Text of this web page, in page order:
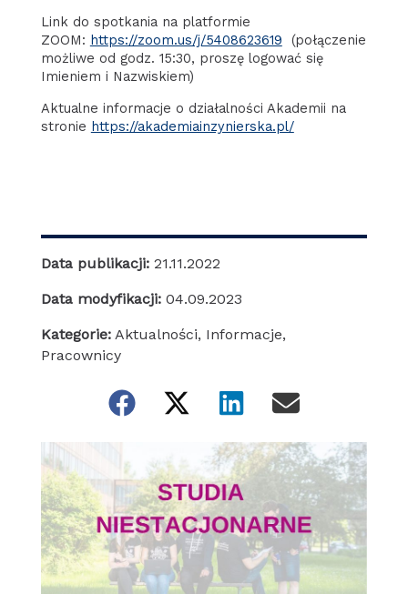
Link do spotkania na platformie
ZOOM: https://zoom.us/j/5408623619 (połączenie
możliwe od godz. 15:30, proszę logować się
Imieniem i Nazwiskiem)
Aktualne informacje o działalności Akademii na
stronie https://akademiainzynierska.pl/
Data publikacji: 21.11.2022
Data modyfikacji: 04.09.2023
Kategorie: Aktualności, Informacje,
Pracownicy